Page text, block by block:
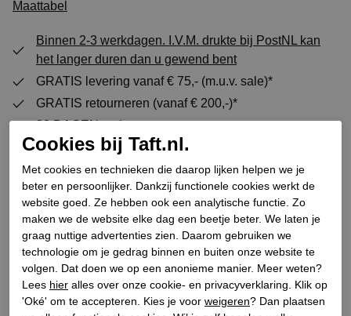
Maattabel
Binnen 2-3 werkdagen. I.V.M. drukte bij PostNL kan
het langer duren dan u gewend bent
GRATIS levering vanaf € 75,- (m.u.v. sale)*
GRATIS retourneren (vanaf € 200,-)*
30 DAGEN recht op retour
Specificaties
Mou
Leveranciercode
FW101050A Eskimo
Categorie
Enkellaarsjes gevoerd
Kleur
Grijs
Cookies bij Taft.nl.
Met cookies en technieken die daarop lijken helpen we je
beter en persoonlijker. Dankzij functionele cookies werkt de
website goed. Ze hebben ook een analytische functie. Zo
maken we de website elke dag een beetje beter. We laten je
graag nuttige advertenties zien. Daarom gebruiken we
technologie om je gedrag binnen en buiten onze website te
volgen. Dat doen we op een anonieme manier. Meer weten?
Lees hier alles over onze cookie- en privacyverklaring. Klik op
'Oké' om te accepteren. Kies je voor weigeren? Dan plaatsen